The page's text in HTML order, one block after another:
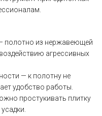
полотно из нержавеющей
агрессивных
— к полотну не
удобство работы.
простукивать плитку